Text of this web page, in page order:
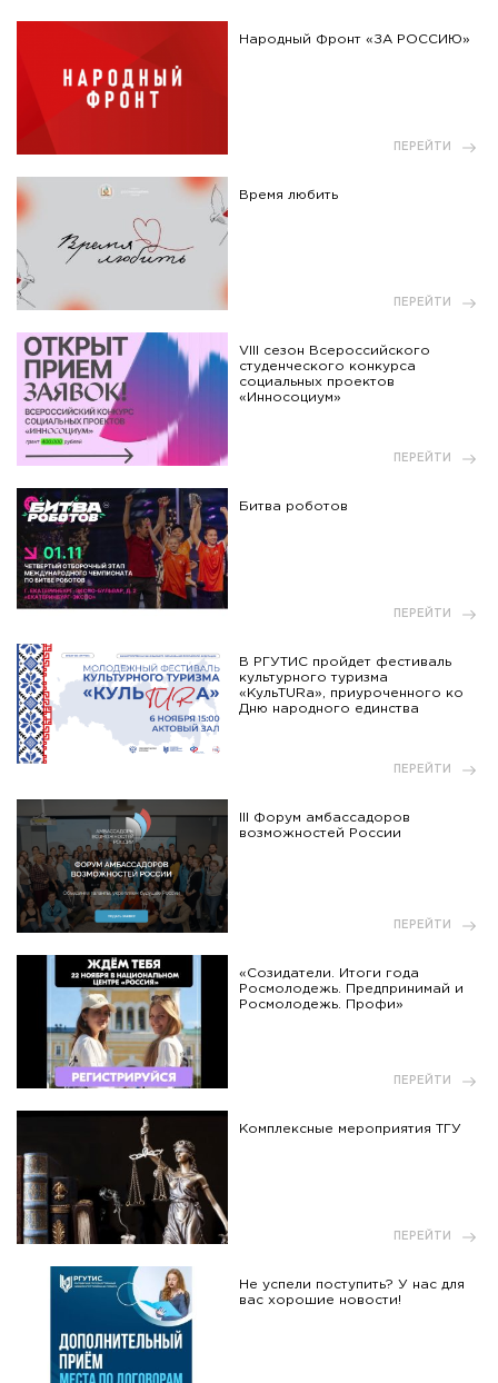
Народный Фронт «ЗА РОССИЮ»
ПЕРЕЙТИ
Время любить
ПЕРЕЙТИ
VIII сезон Всероссийского
студенческого конкурса
социальных проектов
«Инносоциум»
ПЕРЕЙТИ
Битва роботов
ПЕРЕЙТИ
В РГУТИС пройдет фестиваль
культурного туризма
«КульTURа», приуроченного ко
Дню народного единства
ПЕРЕЙТИ
III Форум амбассадоров
возможностей России
ПЕРЕЙТИ
«Созидатели. Итоги года
Росмолодежь. Предпринимай и
Росмолодежь. Профи»
ПЕРЕЙТИ
Комплексные мероприятия ТГУ
ПЕРЕЙТИ
Не успели поступить? У нас для
вас хорошие новости!